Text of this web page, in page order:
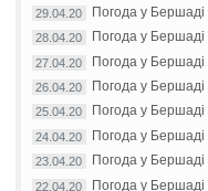
29.04.20 Погода у Бершаді
28.04.20 Погода у Бершаді
27.04.20 Погода у Бершаді
26.04.20 Погода у Бершаді
25.04.20 Погода у Бершаді
24.04.20 Погода у Бершаді
23.04.20 Погода у Бершаді
22.04.20 Погода у Бершаді